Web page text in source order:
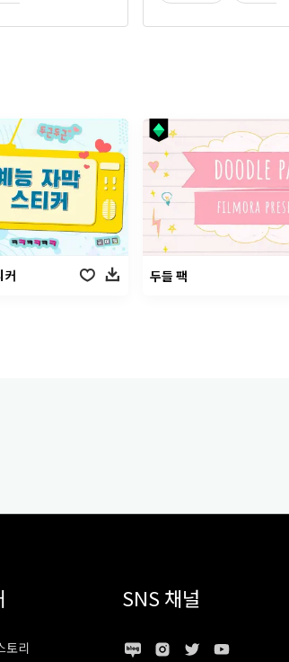
커 두들 팩
토리
SNS 채널